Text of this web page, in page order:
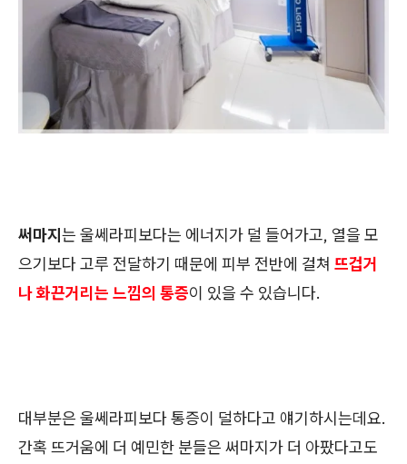
써마지는 울쎄라피보다는 에너지가 덜 들어가고, 열을 모
으기보다 고루 전달하기 때문에 피부 전반에 걸쳐 뜨겁거
나 화끈거리는 느낌의 통증이 있을 수 있습니다.
대부분은 울쎄라피보다 통증이 덜하다고 얘기하시는데요.
간혹 뜨거움에 더 예민한 분들은 써마지가 더 아팠다고도